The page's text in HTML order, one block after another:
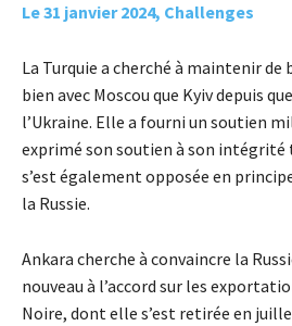
Le 31 janvier 2024, Challenges
La Turquie a cherché à maintenir
bien avec Moscou que Kyiv depuis
l’Ukraine. Elle a fourni un soutien
exprimé son soutien à son
s’est également opposée en
la Russie.
Ankara cherche à convaincre la
nouveau à l’accord sur les
Noire, dont elle s’est retirée en